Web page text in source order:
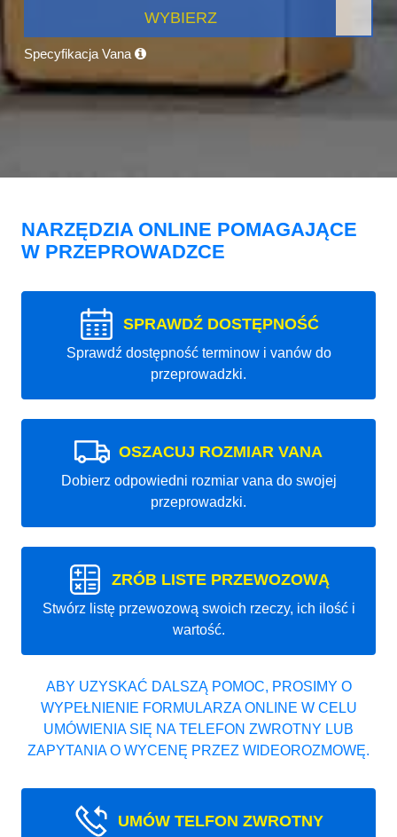
WYBIERZ
Specyfikacja Vana
NARZĘDZIA ONLINE POMAGAJĄCE
W PRZEPROWADZCE
SPRAWDŹ DOSTĘPNOŚĆ
Sprawdź dostępność terminow i vanów do
przeprowadzki.
OSZACUJ ROZMIAR VANA
Dobierz odpowiedni rozmiar vana do swojej
przeprowadzki.
ZRÓB LISTE PRZEWOZOWĄ
Stwórz listę przewozową swoich rzeczy, ich ilość i
wartość.
ABY UZYSKAĆ DALSZĄ POMOC, PROSIMY O
WYPEŁNIENIE FORMULARZA ONLINE W CELU
UMÓWIENIA SIĘ NA TELEFON ZWROTNY LUB
ZAPYTANIA O WYCENĘ PRZEZ WIDEOROZMOWĘ.
UMÓW TELFON ZWROTNY